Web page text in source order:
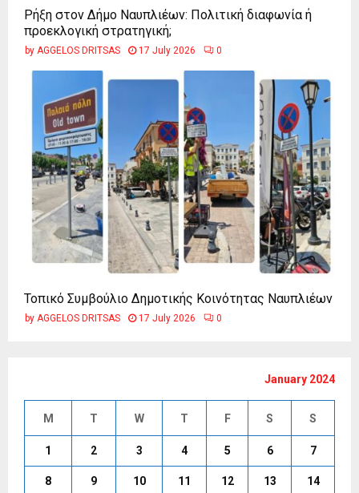
Ρήξη στον Δήμο Ναυπλιέων: Πολιτική διαφωνία ή
προεκλογική στρατηγική;
by AGGELOS DRITSAS 17 July 2026 0
Τοπικό Συμβούλιο Δημοτικής Κοινότητας Ναυπλιέων
by AGGELOS DRITSAS 17 July 2026 0
January 2024
M T W T F S S
1 2 3 4 5 6 7
8 9 10 11 12 13 14